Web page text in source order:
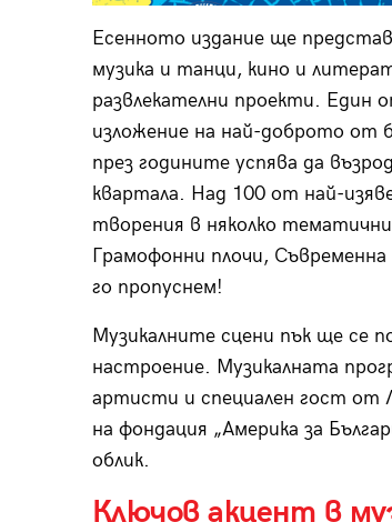
Есенното издание ще
музика и танци, кино и
развлекателни проекти.
изложение на най-доброто от
през годините успява да
квартала. Над 100 от най-
творения в няколко
Грамофонни плочи,
го пропуснем!
Музикалните сцени пък ще се
настроение. Музикалната
артисти и специален гост от
на фондация „Америка за
облик.
Ключов акцент в